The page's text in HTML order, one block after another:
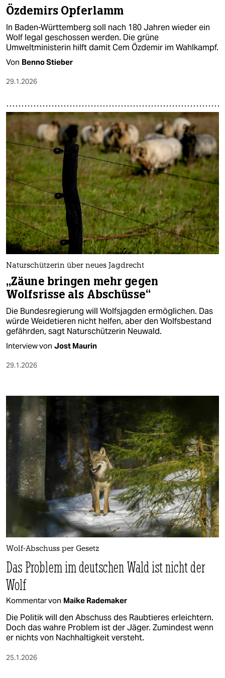
Özdemirs Opferlamm
In Baden-Württemberg soll nach 180 Jahren wieder ein
Wolf legal geschossen werden. Die grüne
Umweltministerin hilft damit Cem Özdemir im Wahlkampf.
Von Benno Stieber
29.1.2026
Naturschützerin über neues Jagdrecht
„Zäune bringen mehr gegen
Wolfsrisse als Abschüsse“
Die Bundesregierung will Wolfsjagden ermöglichen. Das
würde Weidetieren nicht helfen, aber den Wolfsbestand
gefährden, sagt Naturschützerin Neuwald.
Interview von Jost Maurin
29.1.2026
Wolf-Abschuss per Gesetz
Das Problem im deutschen Wald ist nicht der
Wolf
Kommentar von Maike Rademaker
Die Politik will den Abschuss des Raubtieres erleichtern.
Doch das wahre Problem ist der Jäger. Zumindest wenn
er nichts von Nachhaltigkeit versteht.
25.1.2026